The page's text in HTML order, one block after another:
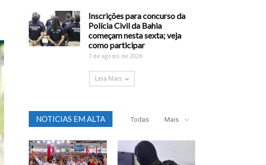
Inscrições para concurso da
Polícia Civil da Bahia
começam nesta sexta; veja
como participar
7 de agosto de 2026
Leia Mais
NOTICIAS EM ALTA Todas Mais